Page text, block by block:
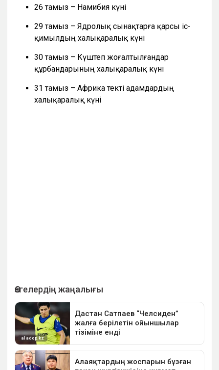
26 тамыз – Намибия күні
29 тамыз – Ядролық сынақтарға қарсы іс-
қимылдың халықаралық күні
30 тамыз – Күштеп жоғалтылғандар
құрбандарының халықаралық күні
31 тамыз – Африка текті адамдардың
халықаралық күні